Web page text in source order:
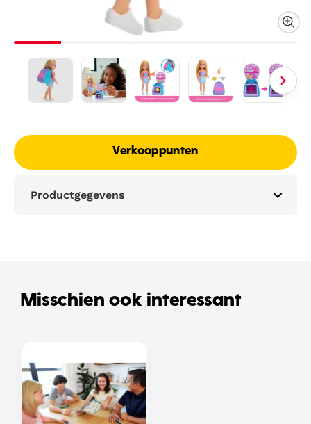
Verkooppunten
Productgegevens
Misschien ook interessant